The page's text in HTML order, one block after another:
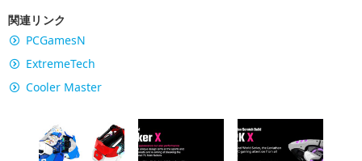
関連リンク
PCGamesN
ExtremeTech
Cooler Master